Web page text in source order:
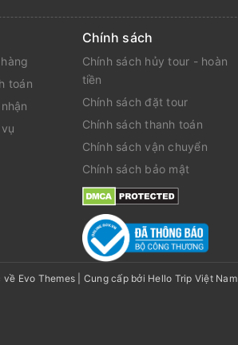
toán
Chính sách
Chính sách hủy tour - hoàn
tiền
Chính sách đặt tour
Chính sách thanh toán
Chính sách vận chuyển
Chính sách bảo mật
Evo Themes Cung cấp bởi Hello Trip Việt Nam